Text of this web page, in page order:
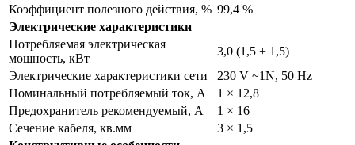
Коэффициент полезного действия, % 99,4 %
Электрические характеристики
Потребляемая электрическая
мощность, кВт
3,0 (1,5 + 1,5)
Электрические характеристики сети
230 V ~1N, 50 Hz
Номинальный потребляемый ток, А
1 × 12,8
Предохранитель рекомендуемый, А
1 × 16
Сечение кабеля, кв.мм
3 × 1,5